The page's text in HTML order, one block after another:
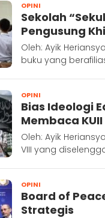
OPINI
Sekolah
Pengusung
Oleh: Ayik
buku yang
OPINI
Bias Ideologi
Membaca KUII
Oleh: Ayik
VIII yang
OPINI
Board of
Strategis